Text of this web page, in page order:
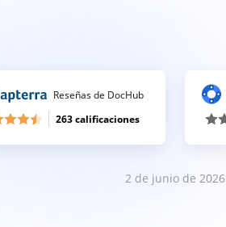
Reseñas de DocHub
263 calificaciones
2 de junio de 2026